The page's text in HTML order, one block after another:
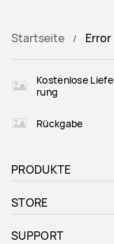
Startseite Error
Kostenlose Liefe
rung
Rückgabe
PRODUKTE
STORE
SUPPORT